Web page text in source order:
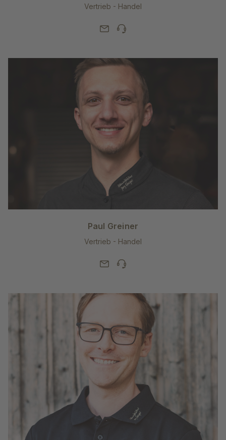
Vertrieb - Handel
Paul Greiner
Vertrieb - Handel